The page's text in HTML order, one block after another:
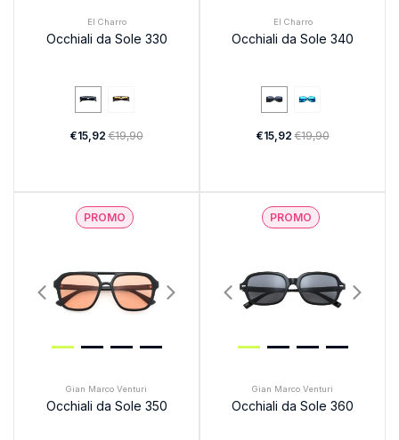
El Charro
Occhiali da Sole 330
€15,92€19,90
El Charro
Occhiali da Sole 340
€15,92€19,90
PROMO
Gian Marco Venturi
Occhiali da Sole 350
PROMO
Gian Marco Venturi
Occhiali da Sole 360